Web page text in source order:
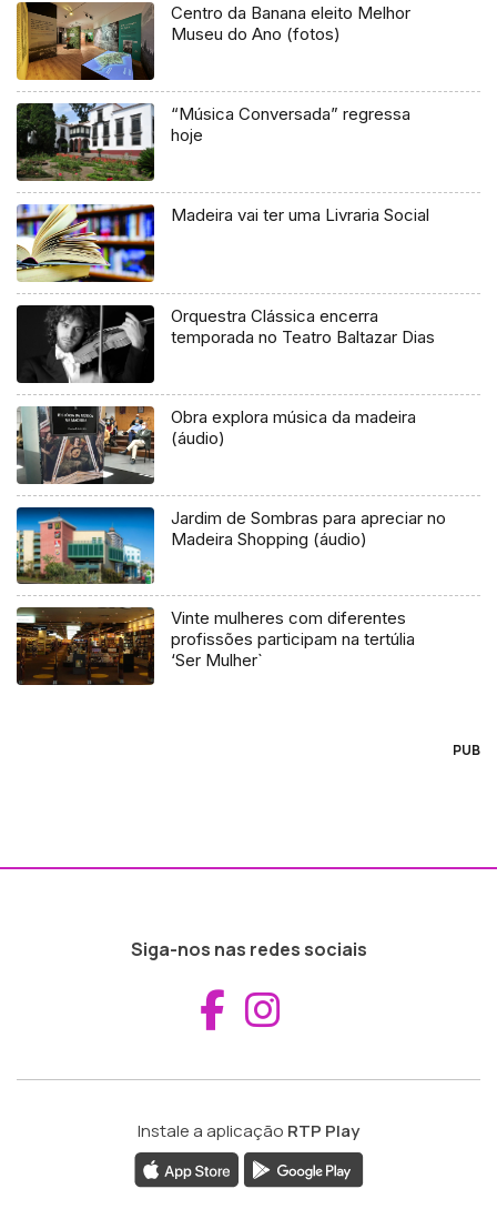
Centro da Banana eleito Melhor
Museu do Ano (fotos)
“Música Conversada” regressa
hoje
Madeira vai ter uma Livraria Social
Orquestra Clássica encerra
temporada no Teatro Baltazar Dias
Obra explora música da madeira
(áudio)
Jardim de Sombras para apreciar no
Madeira Shopping (áudio)
Vinte mulheres com diferentes
profissões participam na tertúlia
‘Ser Mulher`
PUB
Siga-nos nas redes sociais
Aceder ao
Instale a aplicação RTP Play